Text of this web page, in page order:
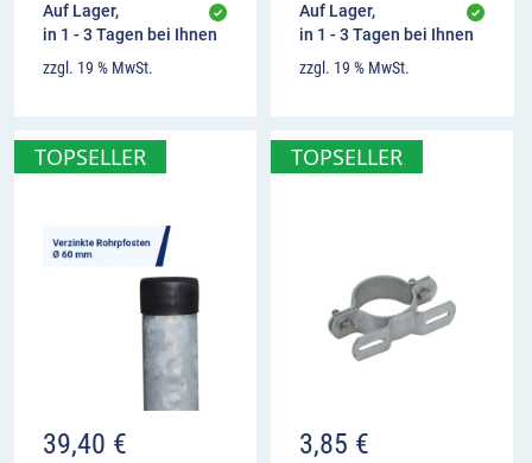
Auf Lager,
in 1 - 3 Tagen bei Ihnen
zzgl. 19 % MwSt.
Auf Lager,
in 1 - 3 Tagen bei Ihnen
zzgl. 19 % MwSt.
TOPSELLER
39,40 €
TOPSELLER
3,85 €